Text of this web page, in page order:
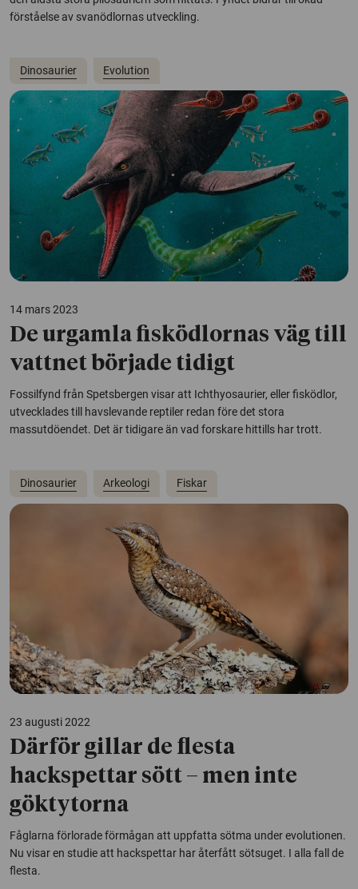
förståelse av svanödlornas utveckling.
Dinosaurier Evolution
14 mars 2023
De urgamla fisködlornas väg till
vattnet började tidigt
Fossilfynd från Spetsbergen visar att Ichthyosaurier, eller fisködlor,
utvecklades till havslevande reptiler redan före det stora
massutdöendet. Det är tidigare än vad forskare hittills har trott.
Dinosaurier Arkeologi Fiskar
23 augusti 2022
Därför gillar de flesta
hackspettar sött – men inte
göktytorna
Fåglarna förlorade förmågan att uppfatta sötma under evolutionen.
Nu visar en studie att hackspettar har återfått sötsuget. I alla fall de
flesta.